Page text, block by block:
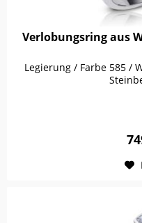
Verlobungsring aus
Legierung / Farbe 585 /